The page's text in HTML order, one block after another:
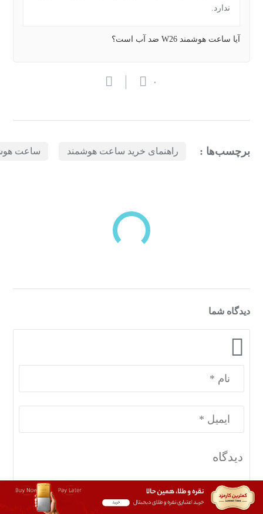
ندارد.
آیا ساعت هوشمند W26 ضد آب است؟
۰
برچسب‌ها : راهنمای خرید ساعت هوشمند ساعت
دسته‌بندی‌های منتخب برای شما
دیدگاه شما